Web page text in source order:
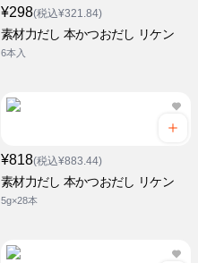
¥298(税込¥321.84)
素材力だし 本かつおだし リケン
6本入
¥818(税込¥883.44)
素材力だし 本かつおだし リケン
5g×28本